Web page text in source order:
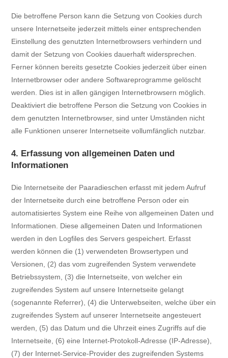
Die betroffene Person kann die Setzung von Cookies durch
unsere Internetseite jederzeit mittels einer entsprechenden
Einstellung des genutzten Internetbrowsers verhindern und
damit der Setzung von Cookies dauerhaft widersprechen.
Ferner können bereits gesetzte Cookies jederzeit über einen
Internetbrowser oder andere Softwareprogramme gelöscht
werden. Dies ist in allen gängigen Internetbrowsern möglich.
Deaktiviert die betroffene Person die Setzung von Cookies in
dem genutzten Internetbrowser, sind unter Umständen nicht
alle Funktionen unserer Internetseite vollumfänglich nutzbar.
4. Erfassung von allgemeinen Daten und
Informationen
Die Internetseite der Paaradieschen erfasst mit jedem Aufruf
der Internetseite durch eine betroffene Person oder ein
automatisiertes System eine Reihe von allgemeinen Daten und
Informationen. Diese allgemeinen Daten und Informationen
werden in den Logfiles des Servers gespeichert. Erfasst
werden können die (1) verwendeten Browsertypen und
Versionen, (2) das vom zugreifenden System verwendete
Betriebssystem, (3) die Internetseite, von welcher ein
zugreifendes System auf unsere Internetseite gelangt
(sogenannte Referrer), (4) die Unterwebseiten, welche über ein
zugreifendes System auf unserer Internetseite angesteuert
werden, (5) das Datum und die Uhrzeit eines Zugriffs auf die
Internetseite, (6) eine Internet-Protokoll-Adresse (IP-Adresse),
(7) der Internet-Service-Provider des zugreifenden Systems